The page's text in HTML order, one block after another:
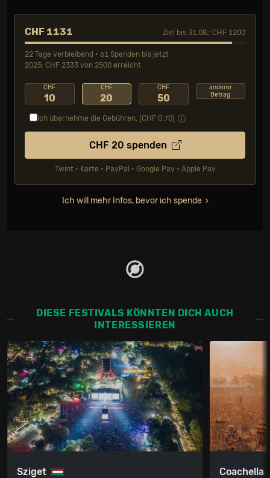
CHF 1131 Ziel bis 31.08.: CHF 1200
22 Tage verbleibend • 61 Spenden bis jetzt
2025: CHF 2333 von 2500 erreicht
CHF
10
CHF
20
CHF
50
anderer
Betrag
Ich übernehme die Gebühren. [CHF 0.70
CHF 20 spenden
Twint • Karte • PayPal • Google Pay • Apple Pay
Ich will mehr Infos, bevor ich spende
DIESE FESTIVALS KÖNNTEN DICH AUCH
INTERESSIEREN
Sziget Coachella